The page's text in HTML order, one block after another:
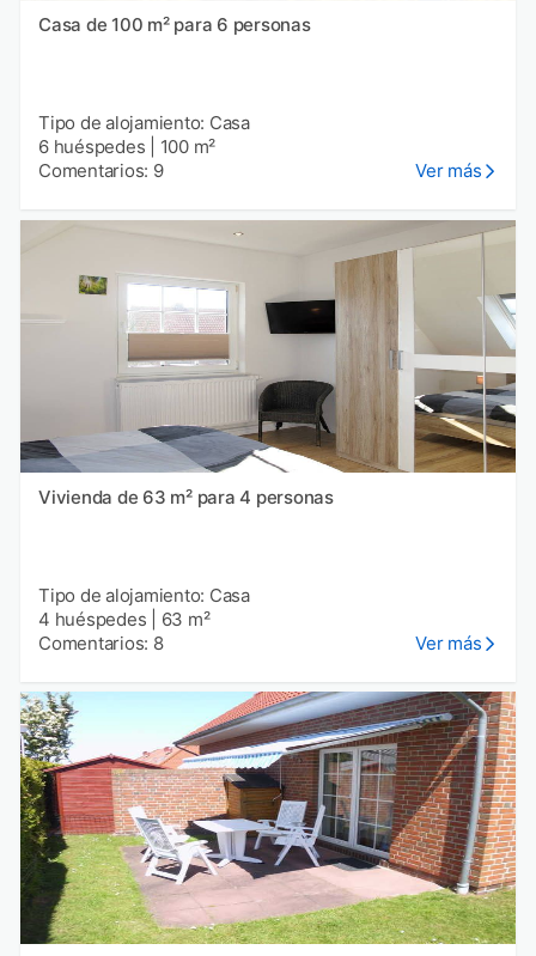
Casa de 100 m² para 6 personas
Tipo de alojamiento: Casa
6 huéspedes
100 m²
Comentarios: 9
Ver más
Vivienda de 63 m² para 4 personas
Tipo de alojamiento: Casa
4 huéspedes
63 m²
Comentarios: 8
Ver más